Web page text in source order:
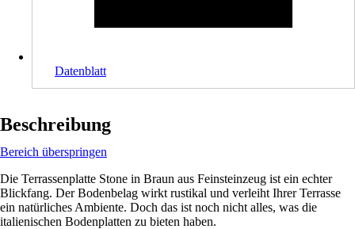
Datenblatt
Beschreibung
Bereich überspringen
Die Terrassenplatte Stone in Braun aus Feinsteinzeug ist ein echter
Blickfang. Der Bodenbelag wirkt rustikal und verleiht Ihrer Terrasse
ein natürliches Ambiente. Doch das ist noch nicht alles, was die
italienischen Bodenplatten zu bieten haben.